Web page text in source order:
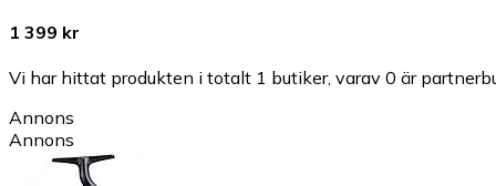
1 399 kr
Vi har hittat produkten i totalt 1 butiker, varav 0 är
Annons
Annons